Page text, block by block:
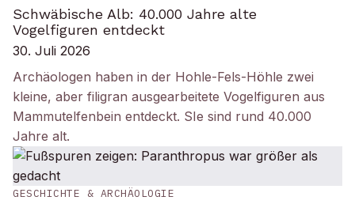
Schwäbische Alb: 40.000 Jahre alte
Vogelfiguren entdeckt
30. Juli 2026
Archäologen haben in der Hohle-Fels-Höhle zwei
kleine, aber filigran ausgearbeitete Vogelfiguren aus
Mammutelfenbein entdeckt. SIe sind rund 40.000
Jahre alt.
GESCHICHTE & ARCHÄOLOGIE